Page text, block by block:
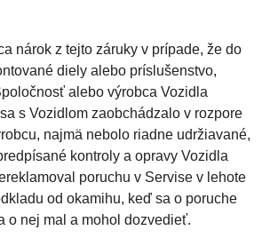
nárok z tejto záruky v prípade, že do
diely alebo príslušenstvo,
alebo výrobca Vozidla
s Vozidlom zaobchádzalo v rozpore
najmä nebolo riadne udržiavané,
kontroly a opravy Vozidla
poruchu v Servise v lehote
od okamihu, keď sa o poruche
o nej mal a mohol dozvedieť.